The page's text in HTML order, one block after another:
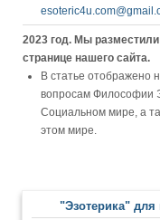
2023 год. Мы разместили
странице нашего сайта.
В статье отображено
вопросам Философии
Социальном мире, а
этом мире.
"Эзотерика" для